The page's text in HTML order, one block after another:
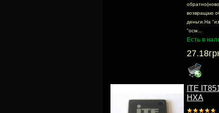
возвращаю
деньги.На
"осм...
Есть в
ITE
HXA